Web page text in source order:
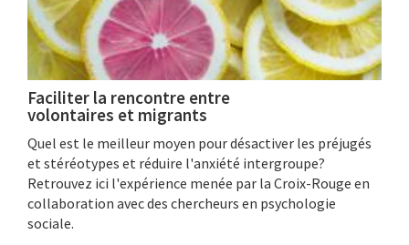
Faciliter la rencontre entre
volontaires et migrants
Quel est le meilleur moyen pour désactiver les préjugés
et stéréotypes et réduire l'anxiété intergroupe?
Retrouvez ici l'expérience menée par la Croix-Rouge en
collaboration avec des chercheurs en psychologie
sociale.